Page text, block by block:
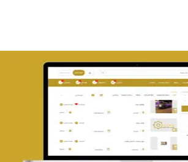
تصميم حراج مهنى
التفاصيل